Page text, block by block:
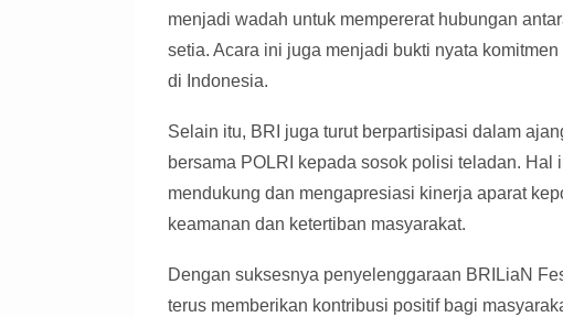
menjadi wadah untuk mempererat hubungan
setia. Acara ini juga menjadi bukti nyata
di Indonesia.
Selain itu, BRI juga turut berpartisipasi dalam
bersama POLRI kepada sosok polisi teladan.
mendukung dan mengapresiasi kinerja aparat
keamanan dan ketertiban masyarakat.
Dengan suksesnya penyelenggaraan BRILiaN
terus memberikan kontribusi positif bagi